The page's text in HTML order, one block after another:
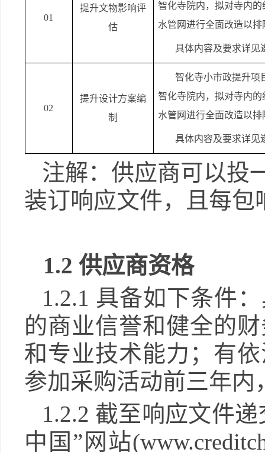
01
提升文物影响评
估
智化寺院内，拟对寺内
水管网进行全面改造以
具体内容及要求详见
02
提升设计方案编
制
智化寺小市政提升项
智化寺院内，拟对寺内
水管网进行全面改造以
具体内容及要求详见
注解：供应商可以投
装订响应文件，且每
1.2 供应商资格
1.2.1 具备如下条件：
的商业信誉和健全的
和专业技术能力；有
参加采购活动前三年
1.2.2 截至响应文件
中国”网站